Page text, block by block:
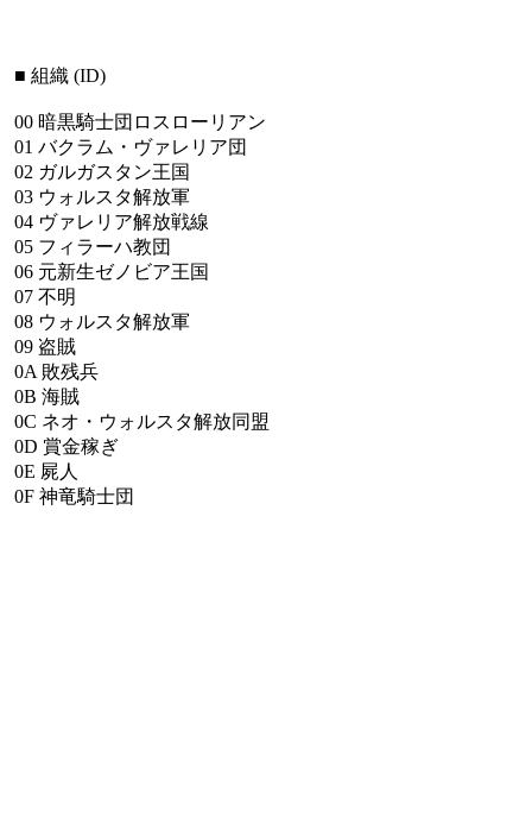
■ 組織 (ID)
00 暗黒騎士団ロスローリアン
01 バクラム・ヴァレリア団
02 ガルガスタン王国
03 ウォルスタ解放軍
04 ヴァレリア解放戦線
05 フィラーハ教団
06 元新生ゼノビア王国
07 不明
08 ウォルスタ解放軍
09 盗賊
0A 敗残兵
0B 海賊
0C ネオ・ウォルスタ解放同盟
0D 賞金稼ぎ
0E 屍人
0F 神竜騎士団